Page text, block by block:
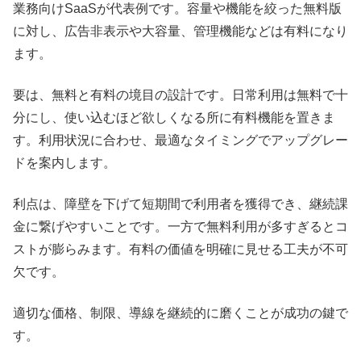
業務向けSaaSが代表例です。容量や機能を絞った無料版
に対し、広告非表示や大容量、管理機能などは有料になり
ます。
要は、無料と有料の境目の設計です。日常利用は無料で十
分にし、使い込むほど欲しくなる所に有料機能を置きま
す。利用状況に合わせ、最適なタイミングでアップグレー
ドを案内します。
利点は、障壁を下げて短期間で利用者を獲得でき、継続課
金に繋げやすいことです。一方で無料利用が多すぎるとコ
ストが膨らみます。有料の価値を明確に見せる工夫が不可
欠です。
適切な価格、制限、導線を継続的に磨くことが成功の鍵で
す。